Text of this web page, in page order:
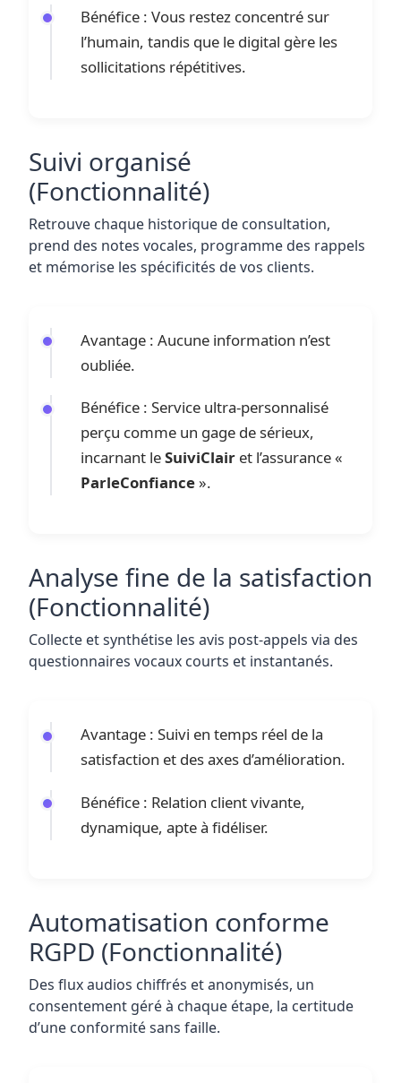
Bénéfice : Vous restez concentré sur
l’humain, tandis que le digital gère les
sollicitations répétitives.
Suivi organisé
(Fonctionnalité)
Retrouve chaque historique de consultation,
prend des notes vocales, programme des rappels
et mémorise les spécificités de vos clients.
Avantage : Aucune information n’est
oubliée.
Bénéfice : Service ultra-personnalisé
perçu comme un gage de sérieux,
incarnant leSuiviClair et l’assurance «
ParleConfiance ».
Analyse fine de la satisfaction
(Fonctionnalité)
Collecte et synthétise les avis post-appels via des
questionnaires vocaux courts et instantanés.
Avantage : Suivi en temps réel de la
satisfaction et des axes d’amélioration.
Bénéfice : Relation client vivante,
dynamique, apte à fidéliser.
Automatisation conforme
RGPD (Fonctionnalité)
Des flux audios chiffrés et anonymisés, un
consentement géré à chaque étape, la certitude
d’une conformité sans faille.